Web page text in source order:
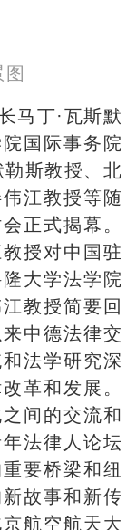
马丁·瓦斯默
国际事务院
斯教授、北
江教授等随
正式揭幕。
授对中国驻
大学法学院
教授简要回
中德法律交
法学研究深
革和发展。
间的交流和
法律人论坛
要桥梁和纽
故事和新传
航空航天大